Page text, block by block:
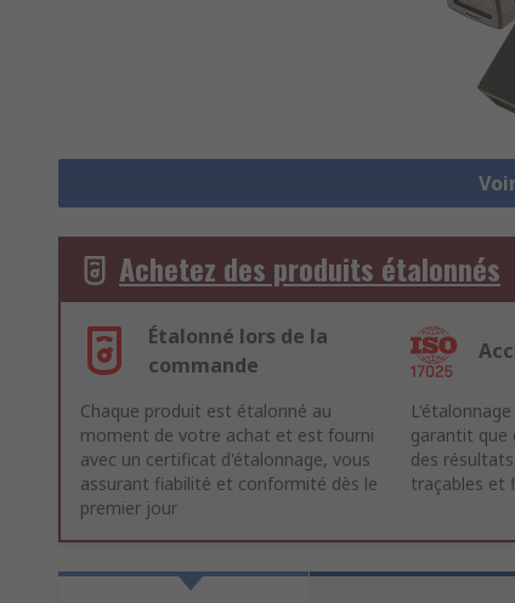
Achetez des produits étalonnés
Étalonné lors de la
commande
Chaque produit est étalonné au
moment de votre achat et est fourni
avec un certificat d'étalonnage, vous
assurant fiabilité et conformité dès le
premier jour
garantit que
des
traçables et